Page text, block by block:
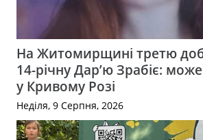
На Житомирщині третю
14-річну Дар’ю Зрабіє:
у Кривому Розі
Неділя, 9 Серпня, 2026